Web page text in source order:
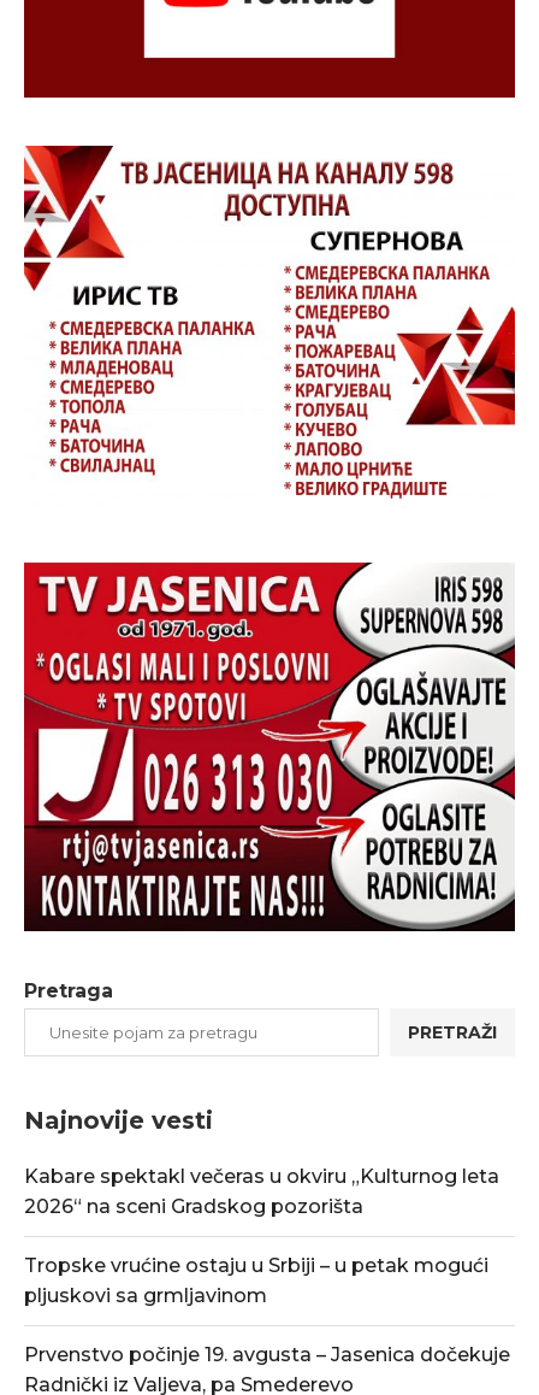
Pretraga
PRETRAŽI
Najnovije vesti
Kabare spektakl večeras u okviru „Kulturnog leta
2026“ na sceni Gradskog pozorišta
Tropske vrućine ostaju u Srbiji – u petak mogući
pljuskovi sa grmljavinom
Prvenstvo počinje 19. avgusta – Jasenica dočekuje
Radnički iz Valjeva, pa Smederevo